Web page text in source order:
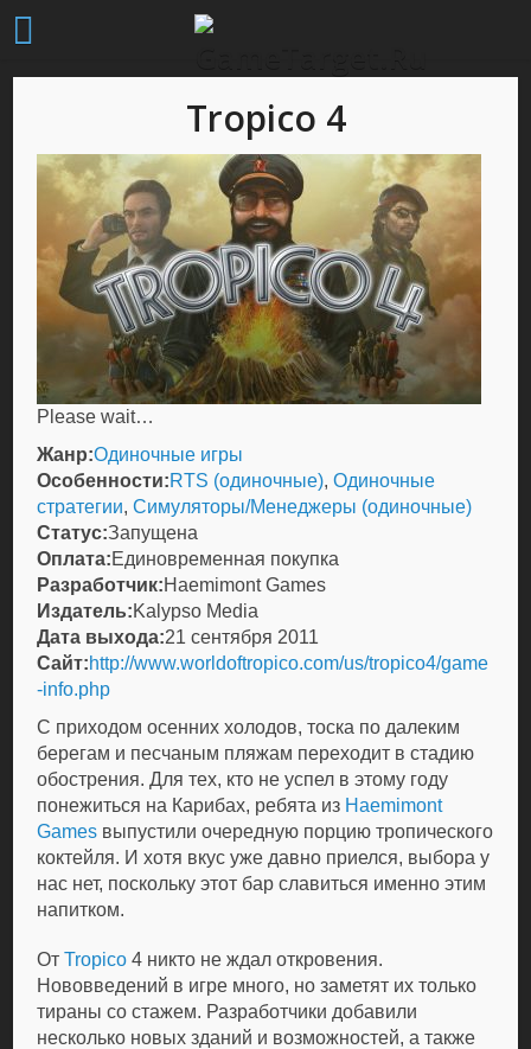
Tropico 4
Please wait…
Жанр:Одиночные игры
Особенности:RTS (одиночные),Одиночные
стратегии,Симуляторы/Менеджеры (одиночные)
Статус:Запущена
Оплата:Единовременная покупка
Разработчик:Haemimont Games
Издатель:Kalypso Media
Дата выхода:21 сентября 2011
Сайт:http://www.worldoftropico.com/us/tropico4/game
-info.php
С приходом осенних холодов, тоска по далеким
берегам и песчаным пляжам переходит в стадию
обострения. Для тех, кто не успел в этому году
понежиться на Карибах, ребята из Haemimont
Games выпустили очередную порцию тропического
коктейля. И хотя вкус уже давно приелся, выбора у
нас нет, поскольку этот бар славиться именно этим
напитком.
ОтTropico 4 никто не ждал откровения.
Нововведений в игре много, но заметят их только
тираны со стажем. Разработчики добавили
несколько новых зданий и возможностей, а также